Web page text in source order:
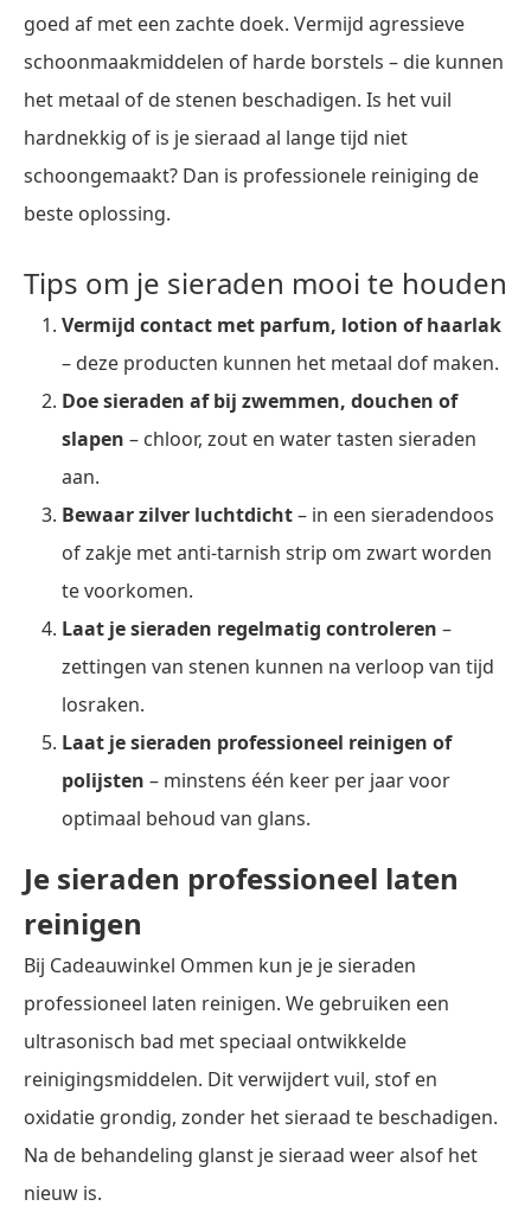
goed af met een zachte doek. Vermijd agressieve
schoonmaakmiddelen of harde borstels – die kunnen
het metaal of de stenen beschadigen. Is het vuil
hardnekkig of is je sieraad al lange tijd niet
schoongemaakt? Dan is professionele reiniging de
beste oplossing.
Tips om je sieraden mooi te houden
Vermijd contact met parfum, lotion of haarlak
– deze producten kunnen het metaal dof maken.
Doe sieraden af bij zwemmen, douchen of
slapen – chloor, zout en water tasten sieraden
aan.
Bewaar zilver luchtdicht– in een sieradendoos
of zakje met anti-tarnish strip om zwart worden
te voorkomen.
Laat je sieraden regelmatig controleren –
zettingen van stenen kunnen na verloop van tijd
losraken.
Laat je sieraden professioneel reinigen of
polijsten – minstens één keer per jaar voor
optimaal behoud van glans.
Je sieraden professioneel laten
reinigen
Bij Cadeauwinkel Ommen kun je je sieraden
professioneel laten reinigen. We gebruiken een
ultrasonisch bad met speciaal ontwikkelde
reinigingsmiddelen. Dit verwijdert vuil, stof en
oxidatie grondig, zonder het sieraad te beschadigen.
Na de behandeling glanst je sieraad weer alsof het
nieuw is.